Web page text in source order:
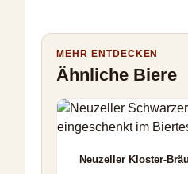
MEHR ENTDECKEN
Ähnliche Biere
Neuzeller Kloster-